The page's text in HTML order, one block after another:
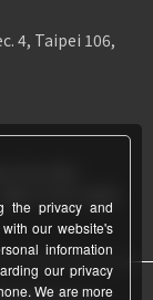
4, Taipei 106,
City 300,
the privacy and
our website's
information
our privacy
We are more